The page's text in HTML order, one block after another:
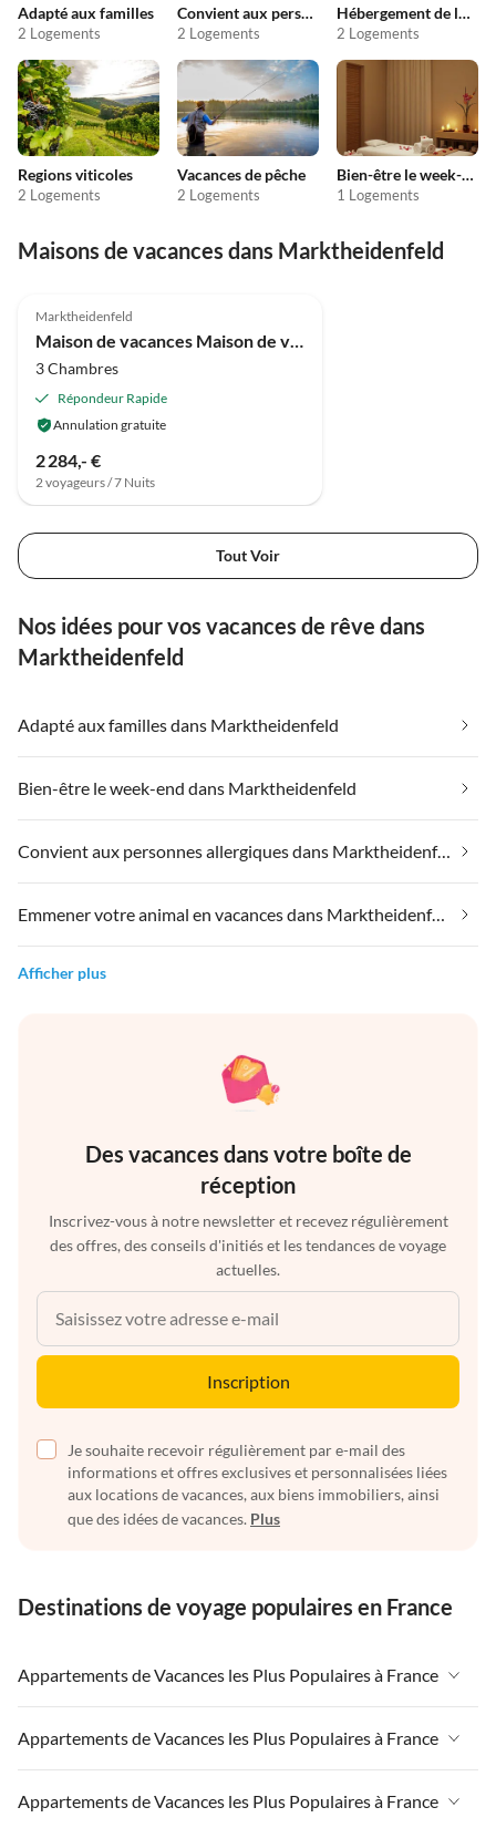
Adapté aux familles
2 Logements
Convient aux personnes allergiques
2 Logements
Hébergement de luxe
2 Logements
Regions viticoles
2 Logements
Vacances de pêche
2 Logements
Bien-être le week-end
1 Logements
Maisons de vacances dans Marktheidenfeld
Marktheidenfeld
Maison de vacances Maison de ville WG 9
3 Chambres
Répondeur Rapide
Annulation gratuite
2 284,- €
2 voyageurs / 7 Nuits
Tout Voir
Nos idées pour vos vacances de rêve dans
Marktheidenfeld
Adapté aux familles dans Marktheidenfeld
Bien-être le week-end dans Marktheidenfeld
Convient aux personnes allergiques dans Marktheidenfeld
Emmener votre animal en vacances dans Marktheidenfeld
Afficher plus
Des vacances dans votre boîte de
réception
Inscrivez-vous à notre newsletter et recevez régulièrement
des offres, des conseils d'initiés et les tendances de voyage
actuelles.
Inscription
Je souhaite recevoir régulièrement par e-mail des
informations et offres exclusives et personnalisées liées
aux locations de vacances, aux biens immobiliers, ainsi
que des idées de vacances. Plus
Destinations de voyage populaires en France
Appartements de Vacances les Plus Populaires à France
Appartements de Vacances à France
Appartements de Vacances à Paris-Ile de France
Appartements de Vacances à Paris
Appartements de Vacances les Plus Populaires à France
Appartements de Vacances à France
Appartements de Vacances les Plus Populaires à France